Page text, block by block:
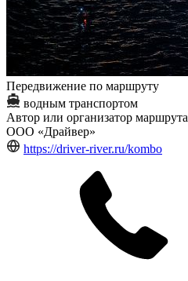
Передвижение по маршруту
водным транспортом
Автор или организатор маршрута
ООО «Драйвер»
https://driver-river.ru/kombo